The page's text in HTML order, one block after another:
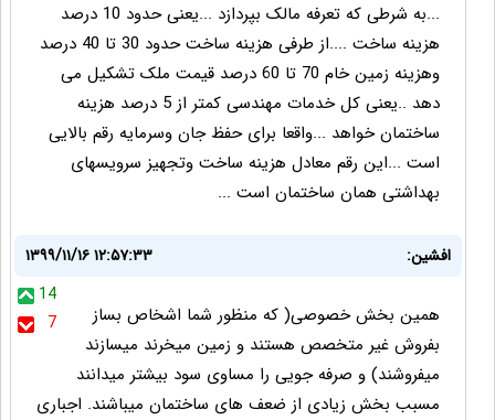
...به شرطی که تعرفه مالک بپردازد ...یعنی حدود 10 درصد
هزینه ساخت ....از طرفی هزینه ساخت حدود 30 تا 40 درصد
وهزینه زمین خام 70 تا 60 درصد قیمت ملک تشکیل می
دهد ..یعنی کل خدمات مهندسی کمتر از 5 درصد هزینه
ساختمان خواهد ...واقعا برای حفظ جان وسرمایه رقم بالایی
است ...این رقم معادل هزینه ساخت وتجهیز سرویسهای
بهداشتی همان ساختمان است ...
افشین:
۱۳۹۹/۱۱/۱۶ ۱۲:۵۷:۳۳
14
7
همین بخش خصوصی( که منظور شما اشخاص بساز
بفروش غیر متخصص هستند و زمین میخرند میسازند
میفروشند) و صرفه جویی را مساوی سود بیشتر میدانند
مسبب بخش زیادی از ضعف های ساختمان میباشند. اجباری